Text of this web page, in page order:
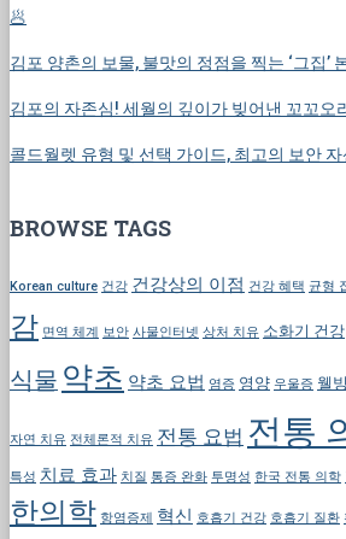
🥟
김포 양촌의 보물, 불맛의 정점을 찍는 ‘그집’
김포의 자존심! 세월의 깊이가 빚어낸 꼬꼬오
콜드월렛 유형 및 선택 가이드, 최고의 보안
BROWSE TAGS
Korean culture 건강 건강상의 이점 건강 혜택 균형
감 면역 체계 보안 사물인터넷 상처 치유 소화기 건강
식물 약초 약초 요법 염증 영양 우울증 웰빙
자연 치유 전체론적 치유 전통 요법 전통
특성 치료 효과 치질 통증 완화 투명성 한국 전통 의학
한의학 항염증제 혁신 호흡기 건강 호흡기 질환